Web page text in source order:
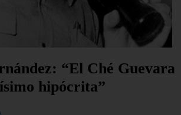
“El Ché Guevara
hipócrita”